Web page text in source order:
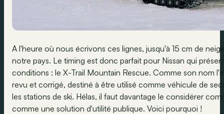
A l'heure où nous écrivons ces lignes, jusqu'à 15 cm de
notre pays. Le timing est donc parfait pour Nissan qui
conditions : le X-Trail Mountain Rescue. Comme son nom
revu et corrigé, destiné à être utilisé comme véhicule de
les stations de ski. Hélas, il faut davantage le considérer
comme une solution d'utilité publique. Voici pourquoi !